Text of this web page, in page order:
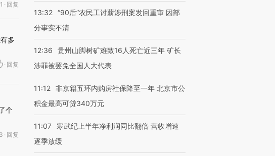
· 回复
多
· 回复
个
3 · 回复
13:32 “90后”农民工讨薪涉刑案发回重审 因部
分事实不清
12:36
贵州山脚树矿难致16人死亡近三年 矿长
涉罪被罢免全国人大代表
11:12 非京籍五环内购房社保降至一年 北京市公
积金最高可贷340万元
11:07
寒武纪上半年净利润同比翻倍 营收增速
逐季放缓